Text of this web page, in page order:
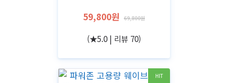
59,800원 69,800원
(★5.0 | 리뷰 70)
HIT